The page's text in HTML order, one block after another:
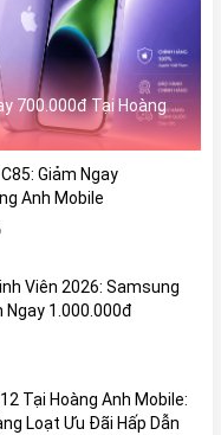
700.000đ Tại Hoàng
Giảm Ngay
Anh Mobile
Viên 2026: Samsung
Ngay 1.000.000đ
Tại Hoàng Anh Mobile:
Loạt Ưu Đãi Hấp Dẫn